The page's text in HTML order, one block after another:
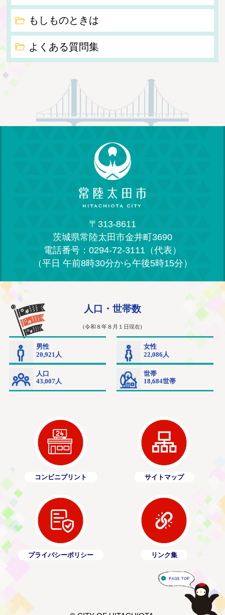
もしものときは
よくある質問集
〒313-8611
茨城県常陸太田市金井町3690
電話番号：0294-72-3111（代表）
（平日 午前8時30分から午後5時15分）
コンビニプリント サイトマップ
プライバシーポリシー リンク集